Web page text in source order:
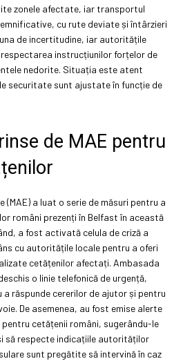
zonele afectate, iar transportul
cu rute deviate și întârzieri
de incertitudine, iar autoritățile
instrucțiunilor forțelor de
nedorite. Situația este atent
securitate sunt ajustate în funcție de
de MAE pentru
(MAE) a luat o serie de măsuri pentru a
români prezenți în Belfast în această
a fost activată celula de criză a
cu autoritățile locale pentru a oferi
cetățenilor afectați. Ambasada
o linie telefonică de urgență,
răspunde cererilor de ajutor și pentru
De asemenea, au fost emise alerte
cetățenii români, sugerându-le
să respecte indicațiile autorităților
sunt pregătite să intervină în caz